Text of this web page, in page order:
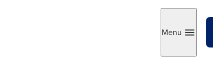
Toggle
Menu